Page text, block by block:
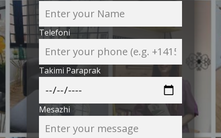
Telefoni
Takimi Paraprak
Mesazhi